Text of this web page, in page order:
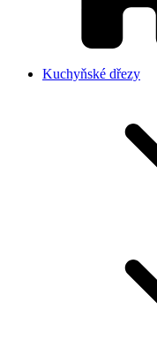
Kuchyňské dřezy